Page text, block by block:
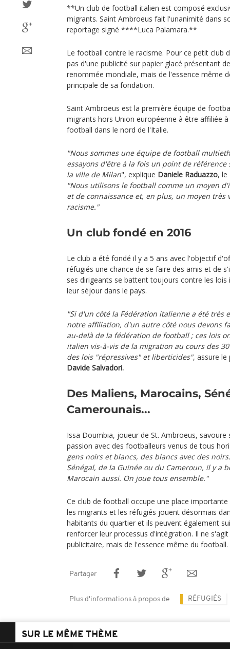
**Un club de football italien est composé
migrants. Saint Ambroeus fait l'unanimité dans
reportage signé ****Luca Palamara.**
Le football contre le racisme. Pour ce petit club
pas d'une publicité sur papier glacé présentant
renommée mondiale, mais de l'essence même
principale de sa fondation.
Saint Ambroeus est la première équipe de
migrants hors Union européenne à être affiliée
football dans le nord de l'Italie.
"Nous sommes une équipe de football
essayons d'être à la fois un point de
la ville de Milan", explique Daniele Raduazzo, le
"Nous utilisons le football comme un moyen
et de connaissance et, en plus, un moyen
racisme."
Un club fondé en 2016
Le club a été fondé il y a 5 ans avec l'objectif
réfugiés une chance de se faire des amis et de
ses dirigeants se battent toujours contre les
leur séjour dans le pays.
"Si d'un côté la Fédération italienne a été très
notre affiliation, d'un autre côté nous devons
au-delà de la fédération de football ; ces lois
italien vis-à-vis de la migration au cours des
des lois "répressives" et liberticides", assure le
Davide Salvadori.
Des Maliens, Marocains,
Camerounais...
Issa Doumbia, joueur de St. Ambroeus,
passion avec des footballeurs venus de tous
gens noirs et blancs, des blancs avec des
Sénégal, de la Guinée ou du Cameroun, il y a
Marocain aussi. On joue tous ensemble."
Ce club de football occupe une place
les migrants et les réfugiés jouent désormais
habitants du quartier et ils peuvent également
renforcer leur processus d'intégration. Il ne
publicitaire, mais de l'essence même du football.
Partager
Plus d'informations à propos de RÉFUGIÉS
SUR LE MÊME THÈME